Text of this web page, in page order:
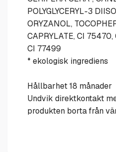
POLYGLYCERYL-3
ORYZANOL,
CAPRYLATE, CI 75470,
CI 77499
* ekologisk ingrediens
Hållbarhet 18 månader
Undvik direktkontakt
produkten borta från